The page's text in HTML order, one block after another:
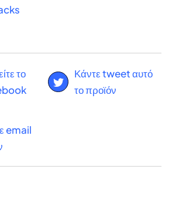
το
Κάντε tweet αυτό
το προϊόν
email